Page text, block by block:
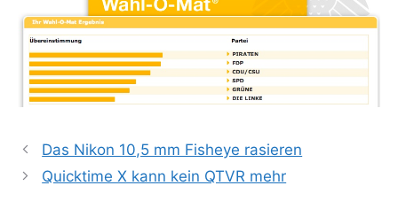
Das Nikon 10,5 mm Fisheye rasieren
Quicktime X kann kein QTVR mehr